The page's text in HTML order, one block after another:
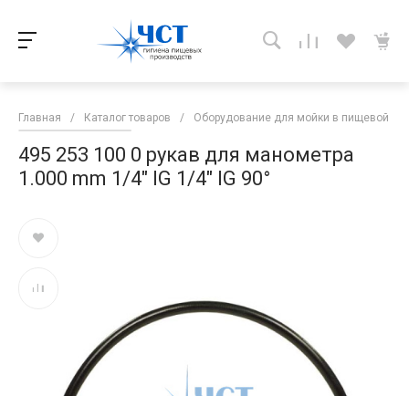
Главная / Каталог товаров / Оборудование для мойки в пищевой
495 253 100 0 рукав для манометра
1.000 mm 1/4" IG 1/4" IG 90°